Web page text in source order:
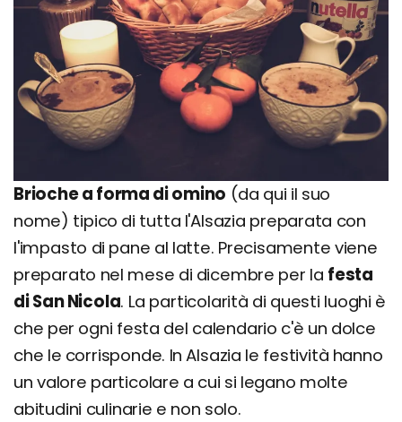
Brioche a forma di omino (da qui il suo
nome) tipico di tutta l'Alsazia preparata con
l'impasto di pane al latte. Precisamente viene
preparato nel mese di dicembre per la festa
di San Nicola. La particolarità di questi luoghi è
che per ogni festa del calendario c'è un dolce
che le corrisponde. In Alsazia le festività hanno
un valore particolare a cui si legano molte
abitudini culinarie e non solo.